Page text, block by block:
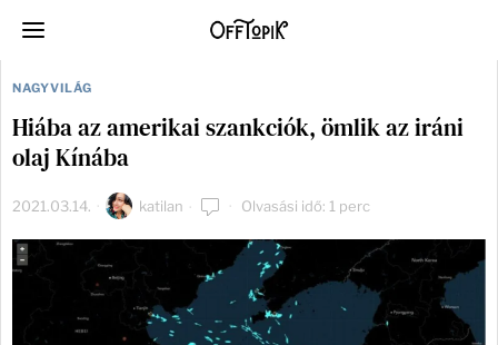
NAGYVILÁG
Hiába az amerikai szankciók, ömlik az iráni
olaj Kínába
2021.03.14. katilan Olvasási idő: 1 perc